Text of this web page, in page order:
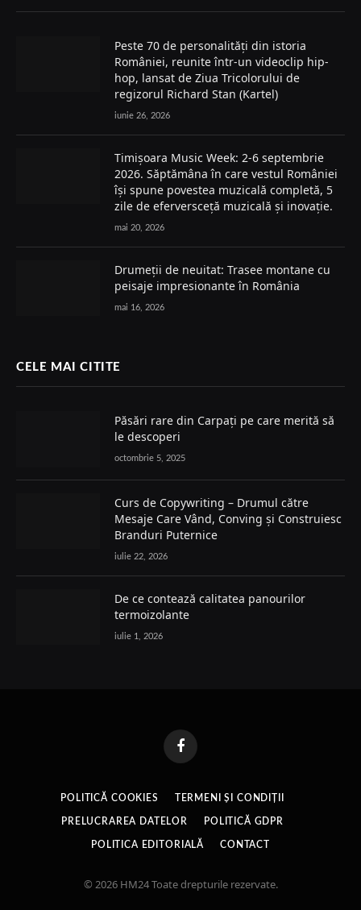
Peste 70 de personalități din istoria
României, reunite într-un videoclip hip-
hop, lansat de Ziua Tricolorului de
regizorul Richard Stan (Kartel)
iunie 26, 2026
Timișoara Music Week: 2-6 septembrie
2026. Săptămâna în care vestul României
își spune povestea muzicală completă, 5
zile de eferversceță muzicală și inovație.
mai 20, 2026
Drumeții de neuitat: Trasee montane cu
peisaje impresionante în România
mai 16, 2026
CELE MAI CITITE
Păsări rare din Carpați pe care merită să
le descoperi
octombrie 5, 2025
Curs de Copywriting – Drumul către
Mesaje Care Vând, Conving și Construiesc
Branduri Puternice
iulie 22, 2026
De ce contează calitatea panourilor
termoizolante
iulie 1, 2026
Facebook
POLITICĂ COOKIES TERMENI ȘI CONDIȚII
PRELUCRAREA DATELOR POLITICĂ GDPR
POLITICA EDITORIALĂ CONTACT
© 2026 HM24 Toate drepturile rezervate.